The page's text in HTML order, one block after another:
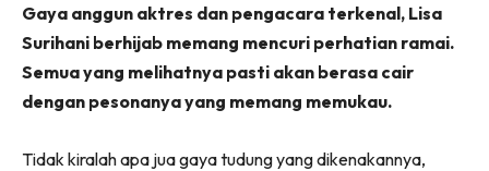
(Twitter)
Gaya anggun aktres dan pengacara terkenal, Lisa
Surihani berhijab memang mencuri perhatian ramai.
Semua yang melihatnya pasti akan berasa cair
dengan pesonanya yang memang memukau.
Tidak kiralah apa jua gaya tudung yang dikenakannya,